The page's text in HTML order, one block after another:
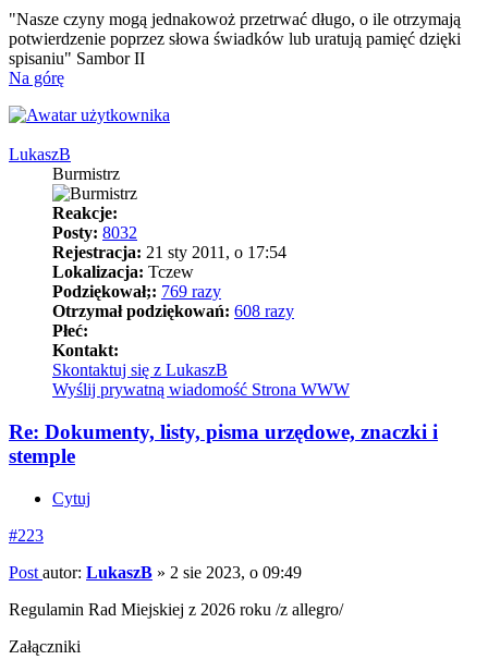
"Nasze czyny mogą jednakowoż przetrwać długo, o ile otrzymają
potwierdzenie poprzez słowa świadków lub uratują pamięć dzięki
spisaniu" Sambor II
Na górę
LukaszB
Burmistrz
Reakcje:
Posty: 8032
Rejestracja: 21 sty 2011, o 17:54
Lokalizacja: Tczew
Podziękował;: 769 razy
Otrzymał podziękowań: 608 razy
Płeć:
Kontakt:
Skontaktuj się z LukaszB
Wyślij prywatną wiadomość Strona WWW
Re: Dokumenty, listy, pisma urzędowe, znaczki i
stemple
Cytuj
#223
Post autor: LukaszB » 2 sie 2023, o 09:49
Regulamin Rad Miejskiej z 2026 roku /z allegro/
Załączniki